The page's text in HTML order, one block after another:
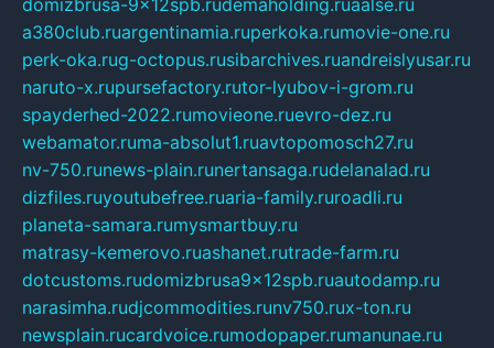
domizbrusa-9x12spb.rudemaholding.ruaalse.ru
a380club.ruargentinamia.ruperkoka.rumovie-one.ru
perk-oka.rug-octopus.rusibarchives.ruandreislyusar.ru
naruto-x.rupursefactory.rutor-lyubov-i-grom.ru
spayderhed-2022.rumovieone.ruevro-dez.ru
webamator.ruma-absolut1.ruavtopomosch27.ru
nv-750.runews-plain.runertansaga.rudelanalad.ru
dizfiles.ruyoutubefree.ruaria-family.ruroadli.ru
planeta-samara.rumysmartbuy.ru
matrasy-kemerovo.ruashanet.rutrade-farm.ru
dotcustoms.rudomizbrusa9x12spb.ruautodamp.ru
narasimha.rudjcommodities.runv750.rux-ton.ru
newsplain.rucardvoice.rumodopaper.rumanunae.ru